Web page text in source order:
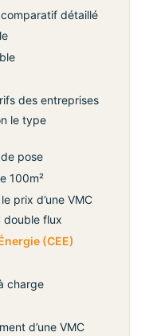
comparatif détaillé
des entreprises
le type
pose
100m²
prix d’une VMC
double flux
(CEE)
charge
d’une VMC